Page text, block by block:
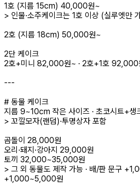
1호 (지름 15cm) 40,000원~
> 인물·소주케이크는 1호 이상 (실루엣만
2호 (지름 18cm) 50,000원~
2단 케이크
2호+미니 82,000원~ · 2호+1호 92,000
---
# 동물 케이크
지름 9~10cm 작은 사이즈 · 초코시트+생
> 꼬깔모자(랜덤)·투명상자 포함
곰돌이 28,000원
오리·돼지·강아지 29,000원
토끼 32,000~35,000원
> 그 외 동물도 제작 가능 · 배/판 문구
+1,000~5,000원